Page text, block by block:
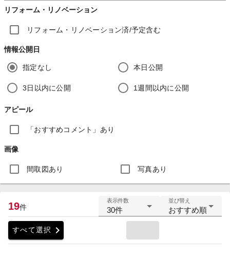
リフォーム・リノベーション
リフォーム・リノベーション済/予定含む
情報公開日
指定なし 本日公開
3日以内に公開 1週間以内に公開
アピール
「おすすめコメント」あり
画像
間取図あり 写真あり
19件
表示件数
30件
並び替え
おすすめ順
すべて選択 chevron_right